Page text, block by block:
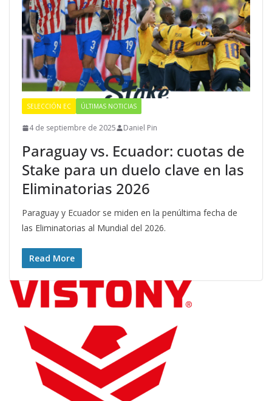
SELECCIÓN EC ÚLTIMAS NOTICIAS
4 de septiembre de 2025 Daniel Pin
Paraguay vs. Ecuador: cuotas de
Stake para un duelo clave en las
Eliminatorias 2026
Paraguay y Ecuador se miden en la penúltima fecha de
las Eliminatorias al Mundial del 2026.
Read More